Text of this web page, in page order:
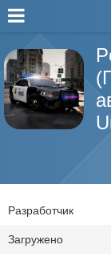
Разработчик
Загружено